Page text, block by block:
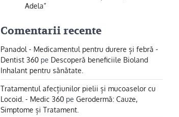
Adela”
Comentarii recente
Panadol - Medicamentul pentru durere și febră -
Dentist 360 pe Descoperă beneficiile Bioland
Inhalant pentru sănătate.
Tratamentul afecțiunilor pielii și mucoaselor cu
Locoid. - Medic 360 pe Gerodermă: Cauze,
Simptome și Tratament.